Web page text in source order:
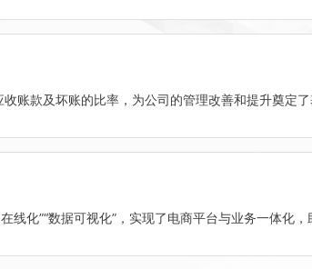
账款及坏账的比率，为公司的管理改善和提升奠定
线化”“数据可视化”，实现了电商平台与业务一体化